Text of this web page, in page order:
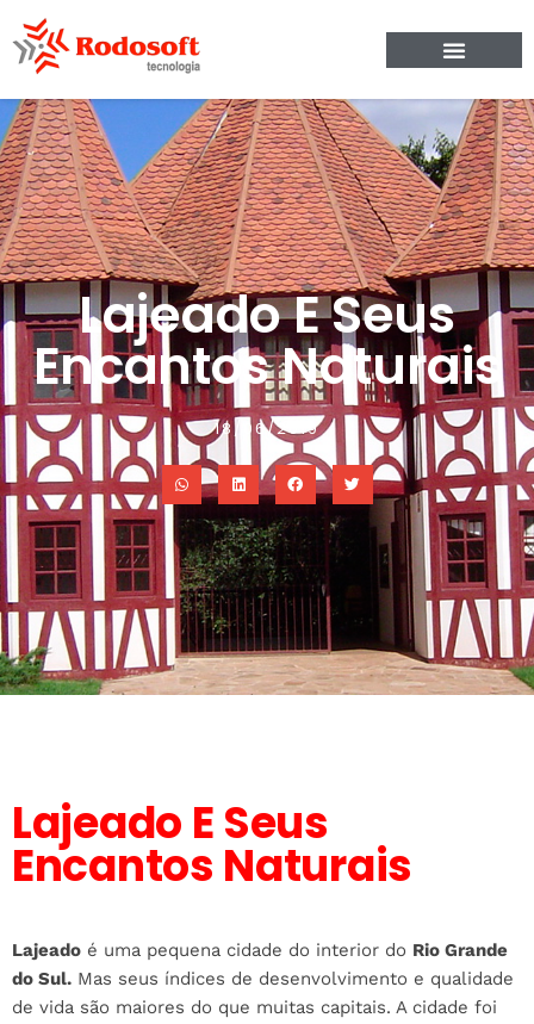
Lajeado E Seus
Encantos Naturais
18/06/2019
Lajeado E Seus
Encantos Naturais
Lajeado é uma pequena cidade do interior do Rio Grande
do Sul. Mas seus índices de desenvolvimento e qualidade
de vida são maiores do que muitas capitais. A cidade foi